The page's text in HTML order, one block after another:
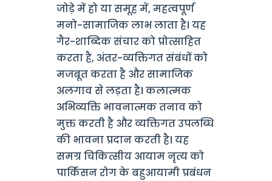
जोड़े में हो या समूह में, महत्वपूर्ण
मनो-सामाजिक लाभ लाता है। यह
गैर-शाब्दिक संचार को प्रोत्साहित
करता है, अंतर-व्यक्तिगत संबंधों को
मजबूत करता है और सामाजिक
अलगाव से लड़ता है। कलात्मक
अभिव्यक्ति भावनात्मक तनाव को
मुक्त करती है और व्यक्तिगत उपलब्धि
की भावना प्रदान करती है। यह
समग्र चिकित्सीय आयाम नृत्य को
पार्किंसन रोग के बहुआयामी प्रबंधन